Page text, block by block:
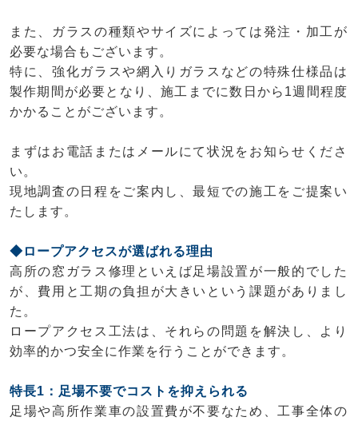
また、ガラスの種類やサイズによっては発注・加工が
必要な場合もございます。
特に、強化ガラスや網入りガラスなどの特殊仕様品は
製作期間が必要となり、施工までに数日から1週間程度
かかることがございます。
まずはお電話またはメールにて状況をお知らせくださ
い。
現地調査の日程をご案内し、最短での施工をご提案い
たします。
◆ロープアクセスが選ばれる理由
高所の窓ガラス修理といえば足場設置が一般的でした
が、費用と工期の負担が大きいという課題がありまし
た。
ロープアクセス工法は、それらの問題を解決し、より
効率的かつ安全に作業を行うことができます。
特長1：足場不要でコストを抑えられる
足場や高所作業車の設置費が不要なため、工事全体の